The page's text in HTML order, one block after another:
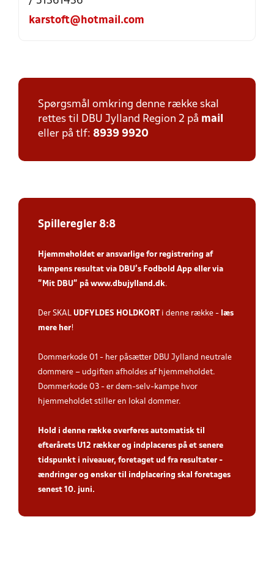
karstoft@hotmail.com
Spørgsmål omkring denne række skal
rettes til DBU Jylland Region 2 på mail
eller på tlf: 8939 9920
Spilleregler 8:8
Hjemmeholdet er ansvarlige for registrering af
kampens resultat via DBU’s Fodbold App eller via
”Mit DBU” på www.dbujylland.dk.
Der SKAL UDFYLDES HOLDKORTi denne række - læs
mere her!
Dommerkode 01 - her påsætter DBU Jylland neutrale
dommere – udgiften afholdes af hjemmeholdet.
Dommerkode 03 - er døm-selv-kampe hvor
hjemmeholdet stiller en lokal dommer.
Hold i denne række overføres automatisk til
efterårets U12 rækker og indplaceres på et senere
tidspunkt i niveauer, foretaget ud fra resultater -
ændringer og ønsker til indplacering skal foretages
senest 10. juni.